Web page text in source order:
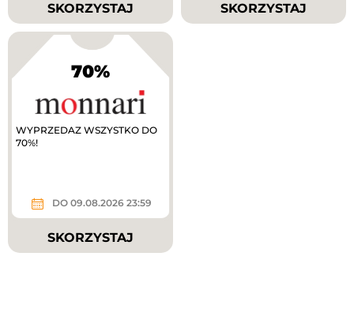
SKORZYSTAJ SKORZYSTAJ
70%
WYPRZEDAZ WSZYSTKO DO
70%!
DO 09.08.2026 23:59
SKORZYSTAJ